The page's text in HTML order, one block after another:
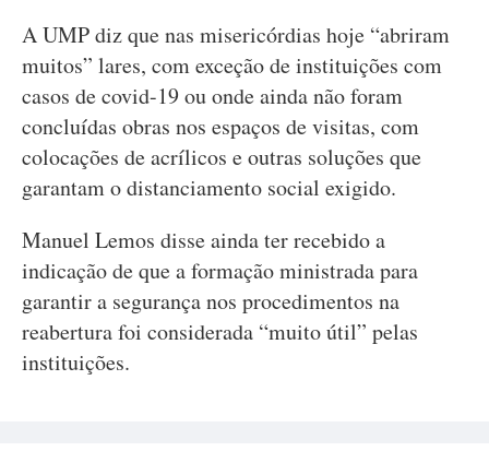
A UMP diz que nas misericórdias hoje “abriram
muitos” lares, com exceção de instituições com
casos de covid-19 ou onde ainda não foram
concluídas obras nos espaços de visitas, com
colocações de acrílicos e outras soluções que
garantam o distanciamento social exigido.
Manuel Lemos disse ainda ter recebido a
indicação de que a formação ministrada para
garantir a segurança nos procedimentos na
reabertura foi considerada “muito útil” pelas
instituições.